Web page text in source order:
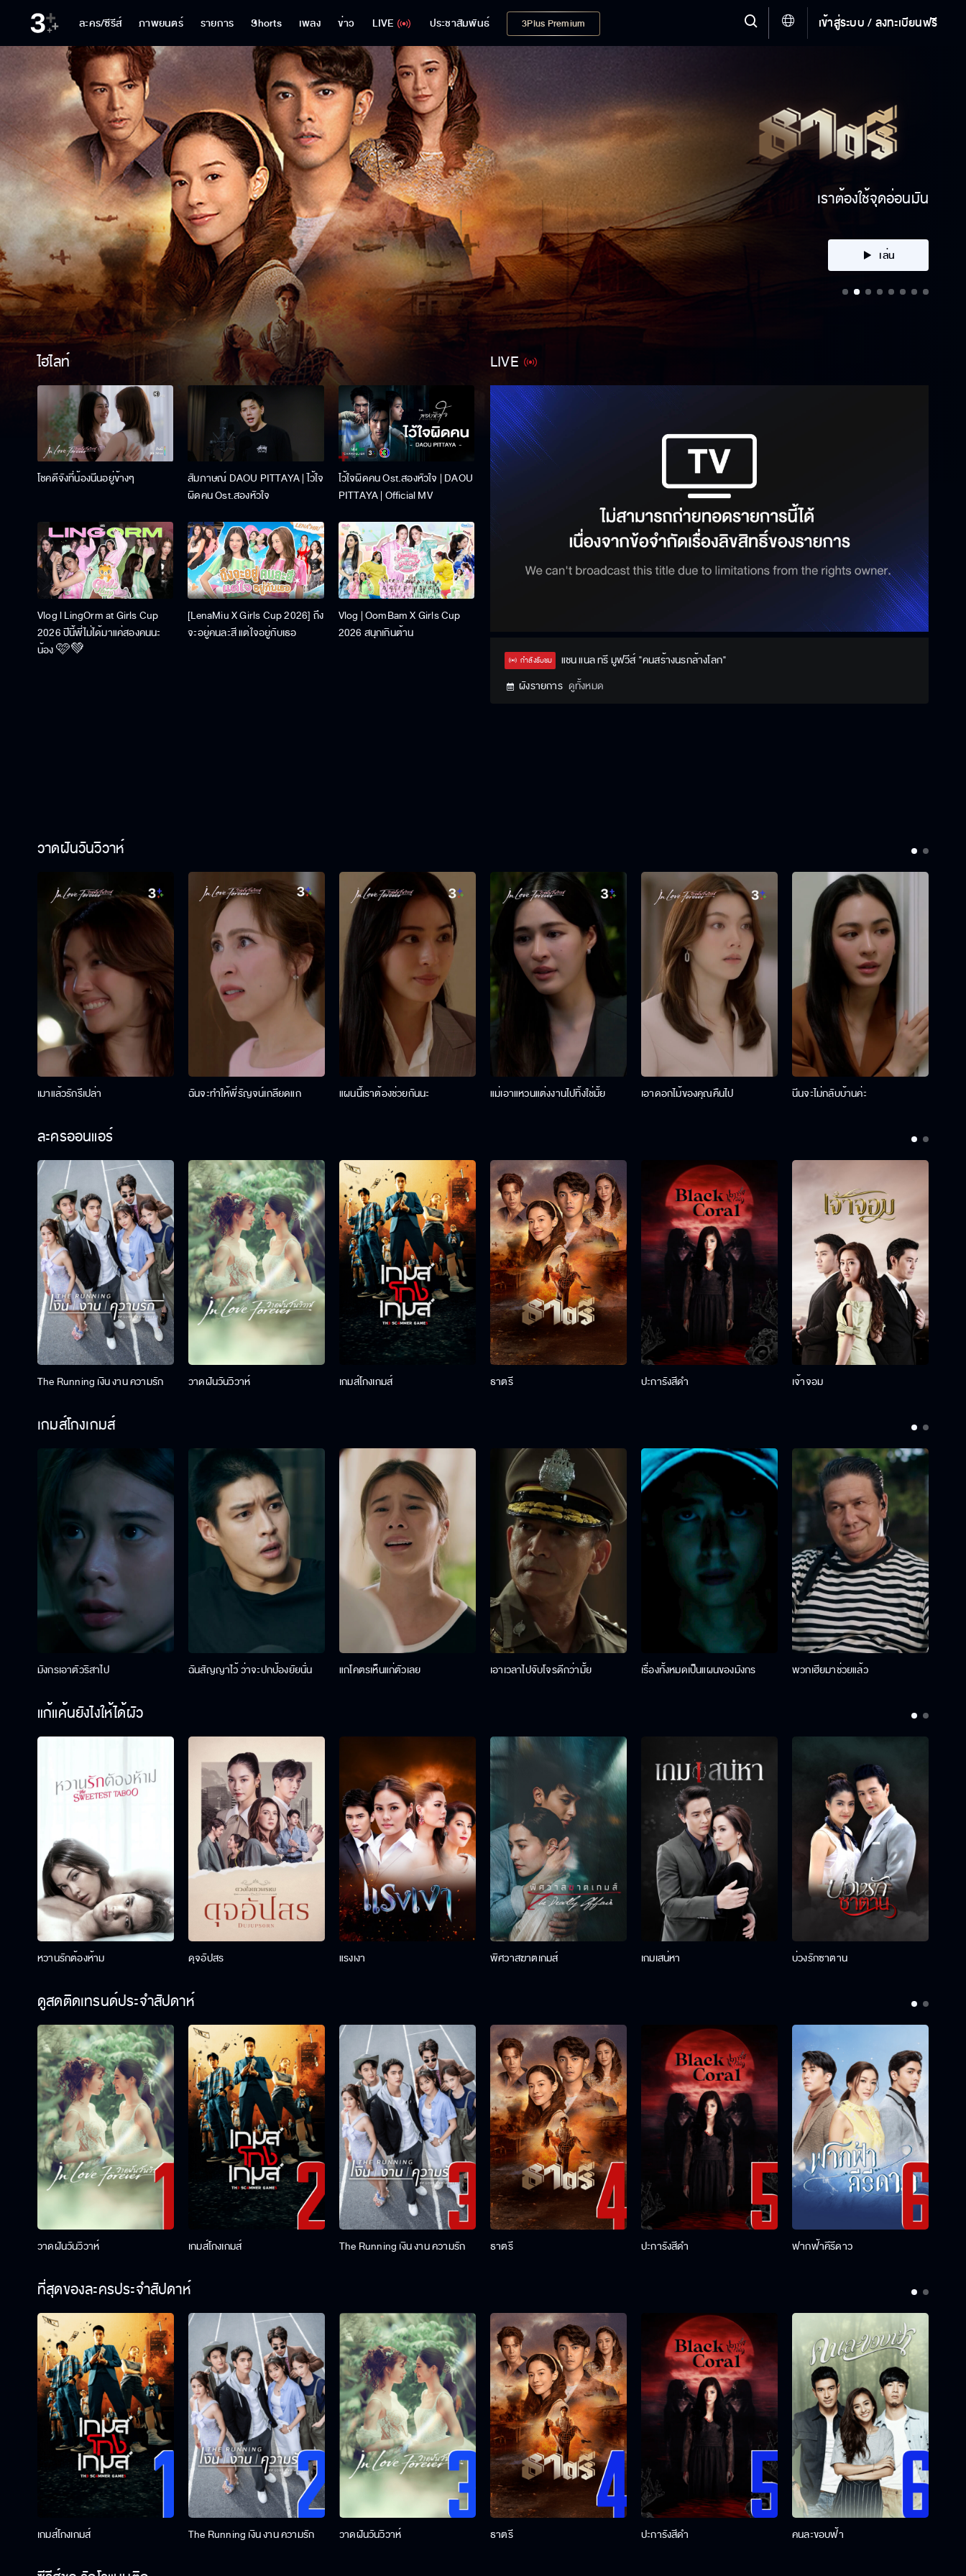
ละคร/ซีรีส์ ภาพยนตร์ รายการ Shorts เพลง ข่าว LIVE ประชาสัมพันธ์ 3Plus Premium เข้าสู่ระบบ / ลงทะเบียนฟรี
พวกมันมากันแล้ว
ไฮไลท์
โชคดีจังที่น้องนีนอยู่ข้างๆ
สัมภาษณ์ DAOU PITTAYA | ไว้ใจ
ผิดคน Ost.สองหัวใจ
ไว้ใจผิดคน Ost.สองหัวใจ | DAOU
PITTAYA | Official MV
Vlog l LingOrm at Girls Cup
2026 ปีนี้พี่ไม่ได้มาแค่สองคนนะ
น้อง 🩷💚
[LenaMiu X Girls Cup 2026] ถึง
จะอยู่คนละสี แต่ใจอยู่กับเธอ
Vlog | OomBam X Girls Cup
2026 สนุกเกินต้าน
LIVE
กำลังรับชม
แชน แนล ทรี มูฟวีส์ "คนสร้างนรกล้างโลก"
ผังรายการ ดูทั้งหมด
วาดฝันวันวิวาห์
เมาแล้วรักรึเปล่า ฉันจะทำให้พี่รัญจน์เกลียดแก แผนนี้เราต้องช่วยกันนะ แม่เอาแหวนแต่งงานไปทิ้งใช่มั้ย เอาดอกไม้ของคุณคืนไป นีนจะไม่กลับบ้านค่ะ
ละครออนแอร์
The Running เงิน งาน ความรัก วาดฝันวันวิวาห์ เกมส์โกงเกมส์ ธาตรี ปะการังสีดำ เจ้าจอม
เกมส์โกงเกมส์
มังกรเอาตัวริสาไป ฉันสัญญาไว้ ว่าจะปกป้องยัยนั่น แกโคตรเห็นแก่ตัวเลย เอาเวลาไปจับโจรดีกว่ามั้ย เรื่องทั้งหมดเป็นแผนของมังกร พวกเฮียมาช่วยแล้ว
แก้แค้นยังไงให้ได้ผัว
หวานรักต้องห้าม ดุจอัปสร แรงเงา พิศวาสฆาตเกมส์ เกมเสน่หา บ่วงรักซาตาน
ดูสดติดเทรนด์ประจำสัปดาห์
วาดฝันวันวิวาห์ เกมส์โกงเกมส์ The Running เงิน งาน ความรัก ธาตรี ปะการังสีดำ ฟากฟ้าคีรีดาว
ที่สุดของละครประจำสัปดาห์
เกมส์โกงเกมส์ The Running เงิน งาน ความรัก วาดฝันวันวิวาห์ ธาตรี ปะการังสีดำ คนละขอบฟ้า